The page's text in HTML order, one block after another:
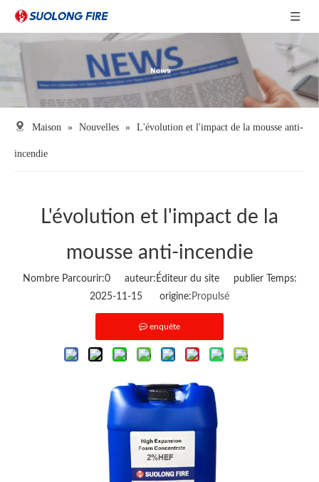
Maison » Nouvelles » L'évolution et l'impact de la mousse anti-
incendie
L'évolution et l'impact de la
mousse anti-incendie
Nombre Parcourir:0auteur:Éditeur du site publier Temps:
2025-11-15 origine: Propulsé
enquête